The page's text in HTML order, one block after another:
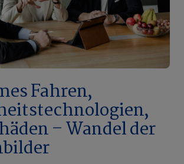
Fahren,
– Wandel der